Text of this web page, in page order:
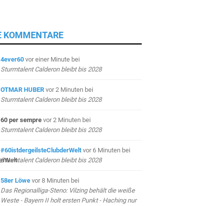
KOMMENTARE
4ever60 vor einer Minutebei
Sturmtalent Calderon bleibt bis 2028
OTMAR HUBER vor 2 Minuten bei
Sturmtalent Calderon bleibt bis 2028
60 per sempre vor 2 Minuten bei
Sturmtalent Calderon bleibt bis 2028
#60istdergeilsteClubderWelt vor 6 Minuten bei
Sturmtalent Calderon bleibt bis 2028
58er Löwe vor 8 Minuten bei
Das Regionalliga-Steno: Vilzing behält die weiße
Weste - Bayern II holt ersten Punkt - Haching nur